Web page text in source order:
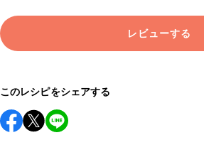
レビューする
このレシピをシェアする